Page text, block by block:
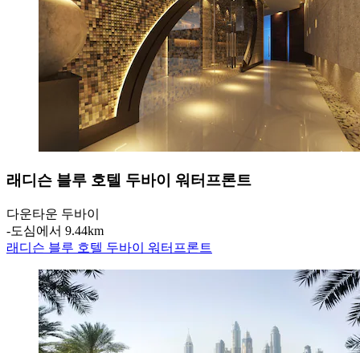
래디슨 블루 호텔 두바이 워터프론트
다운타운 두바이
‐도심에서 9.44km
래디슨 블루 호텔 두바이 워터프론트